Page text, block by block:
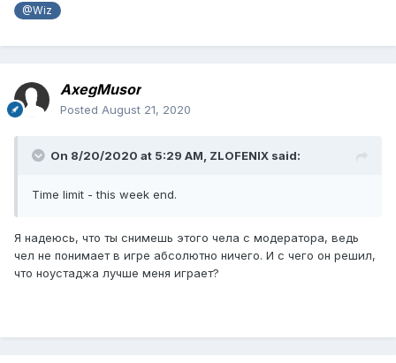
@Wiz
AxegMusor
Posted August 21, 2020
On 8/20/2020 at 5:29 AM, ZLOFENIX said:
Time limit - this week end.
Я надеюсь, что ты снимешь этого чела с модератора, ведь
чел не понимает в игре абсолютно ничего. И с чего он решил,
что ноустаджа лучше меня играет?